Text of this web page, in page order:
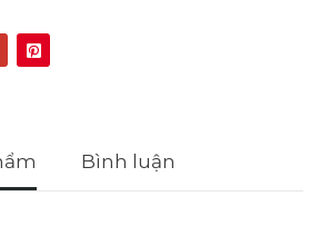
Bình luận